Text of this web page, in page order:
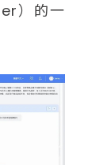
）的一